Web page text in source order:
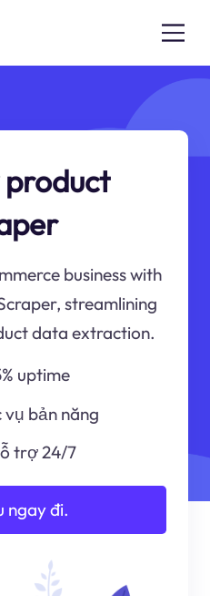
business with
streamlining
data extraction.
uptime
bản năng
trợ 24/7
ngay đi.